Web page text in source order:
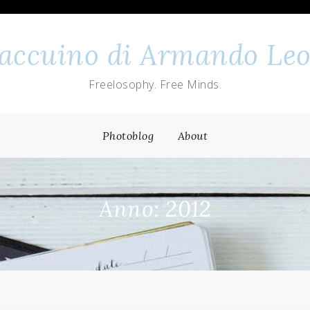
di Armando
Freelosophy. Free Minds.
Photoblog About
Anno: 2012